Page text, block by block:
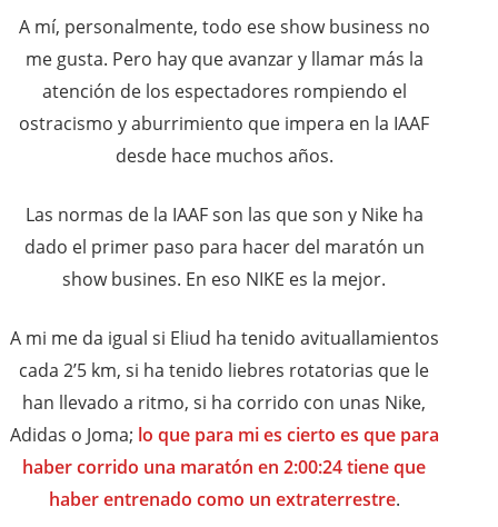
A mí, personalmente, todo ese show business no
me gusta. Pero hay que avanzar y llamar más la
atención de los espectadores rompiendo el
ostracismo y aburrimiento que impera en la IAAF
desde hace muchos años.
Las normas de la IAAF son las que son y Nike ha
dado el primer paso para hacer del maratón un
show busines. En eso NIKE es la mejor.
A mi me da igual si Eliud ha tenido avituallamientos
cada 2’5 km, si ha tenido liebres rotatorias que le
han llevado a ritmo, si ha corrido con unas Nike,
Adidas o Joma; lo que para mi es cierto es que para
haber corrido una maratón en 2:00:24 tiene que
haber entrenado como un extraterrestre.